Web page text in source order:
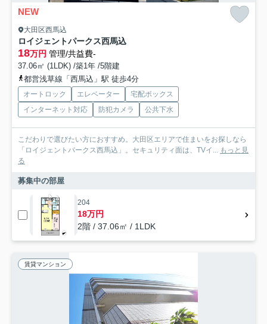
NEW
大田区西馬込
ロイジェントパークス西馬込
18万円 管理/共益費-
37.06㎡ (1LDK) /築1年 /5階建
都営浅草線「西馬込」駅 徒歩4分
オートロック エレベーター
宅配ボックス
インターネット対応
防犯カメラ 公共下水
こだわりで選びたい方におすすめ。大田区エリアで住まいをお探しなら
「ロイジェントパークス西馬込」。セキュリティ面は、TVイ... もっと見
る
募集中の部屋
204
18万円
2階 / 37.06㎡ / 1LDK
賃貸マンション